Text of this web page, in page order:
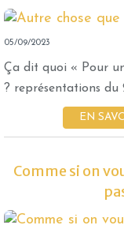
05/09/2023
Ça dit quoi « Pour
? représentations du
EN
Comme si on